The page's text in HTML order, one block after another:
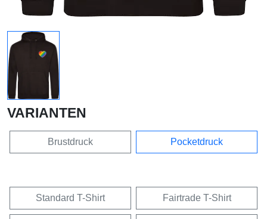
VARIANTEN
Brustdruck Pocketdruck
Standard T-Shirt Fairtrade T-Shirt